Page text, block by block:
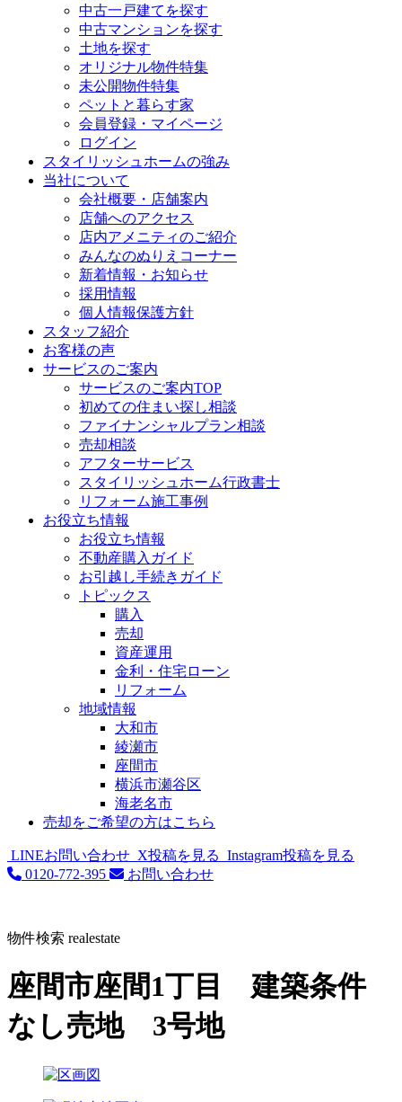
中古一戸建てを探す
中古マンションを探す
土地を探す
オリジナル物件特集
未公開物件特集
ペットと暮らす家
会員登録・マイページ
ログイン
スタイリッシュホームの強み
当社について
会社概要・店舗案内
店舗へのアクセス
店内アメニティのご紹介
みんなのぬりえコーナー
新着情報・お知らせ
採用情報
個人情報保護方針
スタッフ紹介
お客様の声
サービスのご案内
サービスのご案内TOP
初めての住まい探し相談
ファイナンシャルプラン相談
売却相談
アフターサービス
スタイリッシュホーム行政書士
リフォーム施工事例
お役立ち情報
お役立ち情報
不動産購入ガイド
お引越し手続きガイド
トピックス
購入
売却
資産運用
金利・住宅ローン
リフォーム
地域情報
大和市
綾瀬市
座間市
横浜市瀬谷区
海老名市
売却をご希望の方はこちら
LINEお問い合わせ X投稿を見る Instagram投稿を見る
0120-772-395
お問い合わせ
物件検索 realestate
座間市座間1丁目 建築条件
なし売地 3号地